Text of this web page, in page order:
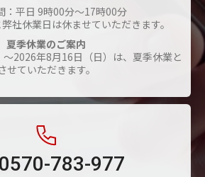
：平日 9時00分〜17時00分
社休業日は休ませていただきます。
夏季休業のご案内
2026年8月16日（日）は、夏季休業と
せていただきます。
0570-783-977